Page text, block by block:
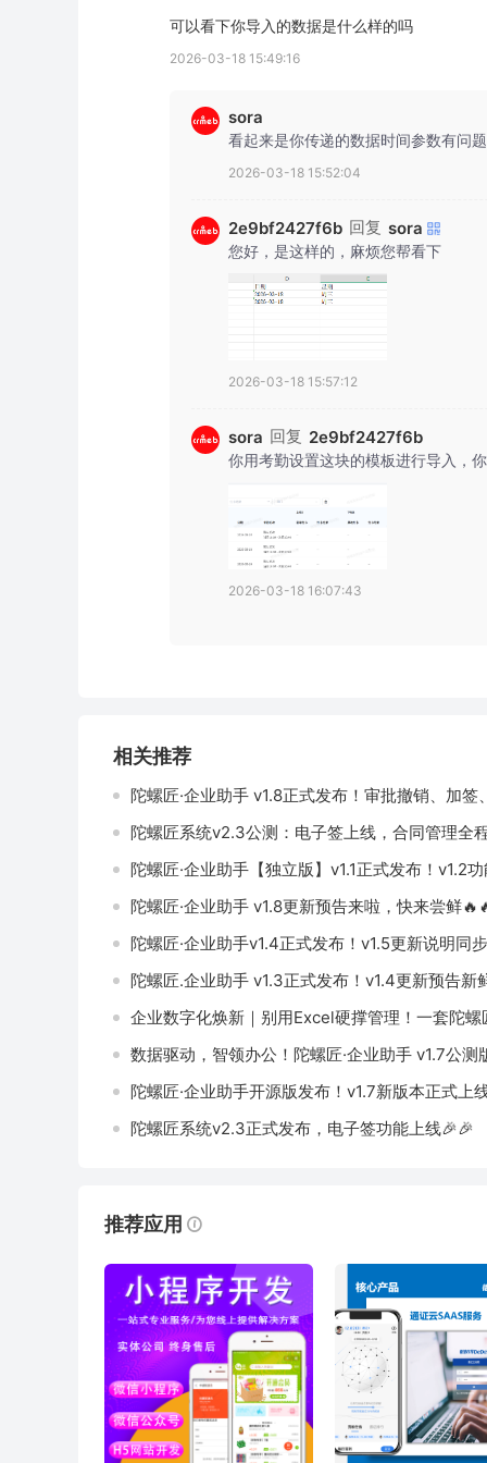
可以看下你导入的数据是什么样的吗
2026-03-18 15:49:16
sora
看起来是你传递的数据时间参数有问题
2026-03-18 15:52:04
2e9bf2427f6b 回复 sora
您好，是这样的，麻烦您帮看下
2026-03-18 15:57:12
sora 回复 2e9bf2427f6b
你用考勤设置这块的模板进行导入，
2026-03-18 16:07:43
相关推荐
陀螺匠·企业助手 v1.8正式发布！审批撤销、加签
陀螺匠系统v2.3公测：电子签上线，合同管理全
陀螺匠·企业助手【独立版】v1.1正式发布！v1.2
陀螺匠·企业助手 v1.8更新预告来啦，快来尝鲜
陀螺匠·企业助手v1.4正式发布！v1.5更新说明同
陀螺匠.企业助手 v1.3正式发布！v1.4更新预告新
企业数字化焕新｜别用Excel硬撑管理！一套陀
数据驱动，智领办公！陀螺匠·企业助手 v1.7公测
陀螺匠·企业助手开源版发布！v1.7新版本正式上
陀螺匠系统v2.3正式发布，电子签功能上线🎉🎉
推荐应用